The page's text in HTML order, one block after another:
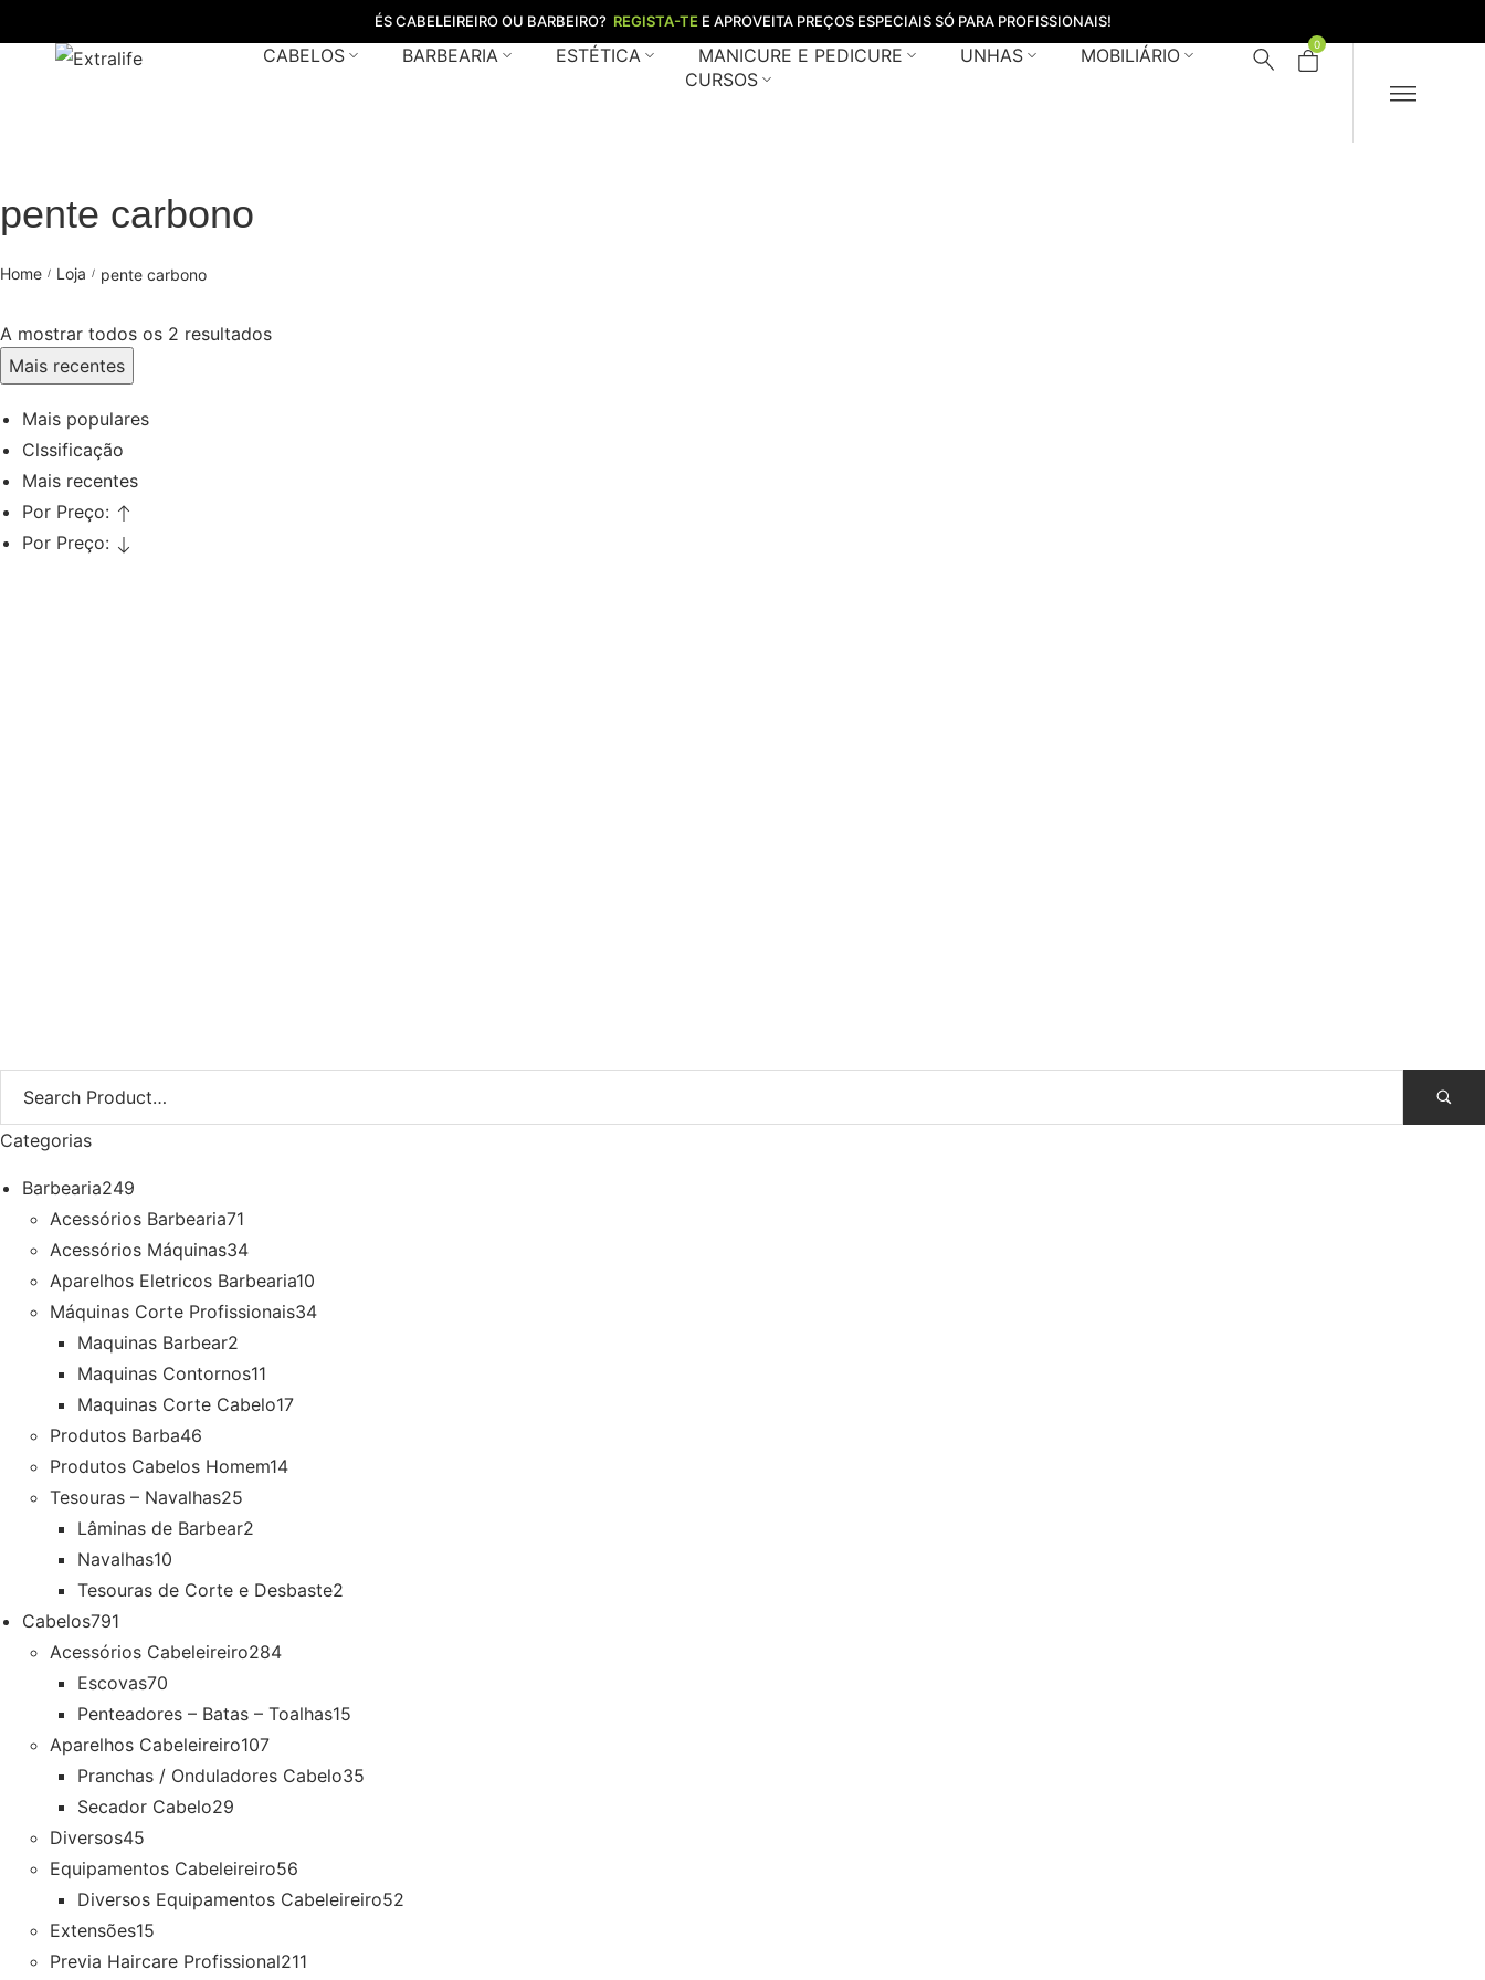
ÉS CABELEIREIRO OU BARBEIRO? REGISTA-TE E APROVEITA PREÇOS ESPECIAIS SÓ PARA PROFISSIONAIS!
CABELOS BARBEARIA ESTÉTICA MANICURE E PEDICURE UNHAS
MOBILIÁRIO
CURSOS
0
pente carbono
Home / Loja / pente carbono
A mostrar todos os 2 resultados
Mais recentes
Mais populares
Clssificação
Mais recentes
Por Preço:
Por Preço:
Categorias
Barbearia249
Acessórios Barbearia71
Acessórios Máquinas34
Aparelhos Eletricos Barbearia10
Máquinas Corte Profissionais34
Maquinas Barbear2
Maquinas Contornos11
Maquinas Corte Cabelo17
Produtos Barba46
Produtos Cabelos Homem14
Tesouras – Navalhas25
Lâminas de Barbear2
Navalhas10
Tesouras de Corte e Desbaste2
Cabelos791
Acessórios Cabeleireiro284
Escovas70
Penteadores – Batas – Toalhas15
Aparelhos Cabeleireiro107
Pranchas / Onduladores Cabelo35
Secador Cabelo29
Diversos45
Equipamentos Cabeleireiro56
Diversos Equipamentos Cabeleireiro52
Extensões15
Previa Haircare Profissional211